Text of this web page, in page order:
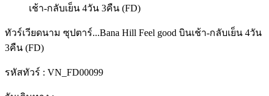
ทัวร์เวียดนาม ซุปตาร์...Bana Hill Feel good บินเช้า-กลับเย็น 4วัน
3คืน (FD)
รหัสทัวร์ : VN_FD00099